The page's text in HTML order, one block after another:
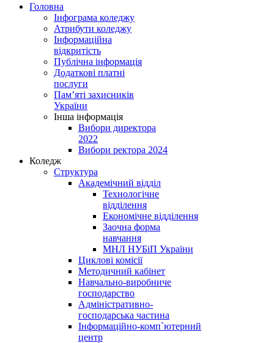
Головна
Інфограма коледжу
Атрибути коледжу
Інформаційна
відкритість
Публічна інформація
Додаткові платні
послуги
Пам’яті захисників
України
Інша інформація
Вибори директора
2022
Вибори ректора 2024
Коледж
Структура
Академічний відділ
Технологічне
відділення
Економічне відділення
Заочна форма
навчання
МНЛ НУБіП України
Циклові комісії
Методичний кабінет
Навчально-виробниче
господарство
Адміністративно-
господарська частина
Інформаційно-комп`ютерний
центр